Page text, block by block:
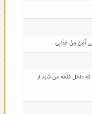
أَمِنَ مِنْ عَذَابِی
داخل قلعه من شود از